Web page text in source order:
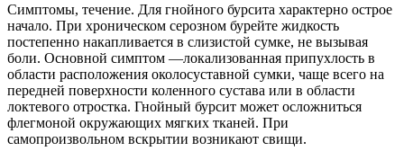
Симптомы, течение. Для гнойного бурсита характерно острое
начало. При хроническом серозном бурейте жидкость
постепенно накапливается в слизистой сумке, не вызывая
боли. Основной симптом —локализованная припухлость в
области расположения околосуставной сумки, чаще всего на
передней поверхности коленного сустава или в области
локтевого отростка. Гнойный бурсит может осложниться
флегмоной окружающих мягких тканей. При
самопроизвольном вскрытии возникают свищи.